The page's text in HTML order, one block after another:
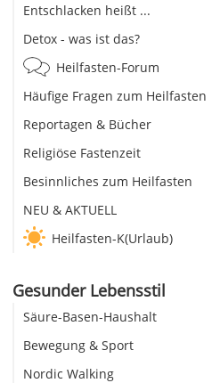
Entschlacken heißt ...
Detox - was ist das?
Heilfasten-Forum
Häufige Fragen zum Heilfasten
Reportagen & Bücher
Religiöse Fastenzeit
Besinnliches zum Heilfasten
NEU & AKTUELL
Heilfasten-K(Urlaub)
Gesunder Lebensstil
Säure-Basen-Haushalt
Bewegung & Sport
Nordic Walking